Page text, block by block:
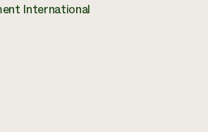
International